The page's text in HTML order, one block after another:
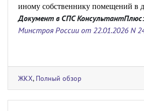
иному собственнику помещений
Документ в СПС КонсультантПлюс:
Минстроя России от 22.01.2026 N
ЖКХ, Полный обзор